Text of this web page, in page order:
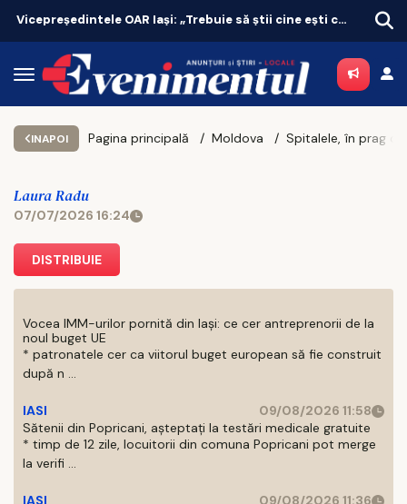
Vicepreședintele OAR Iași: „Trebuie să știi cine ești ca oraș”
INAPOI Pagina principală Moldova
Laura Radu
07/07/2026 16:24
DISTRIBUIE
Vocea IMM-urilor pornită din Iași: ce cer antreprenorii de la
noul buget UE
* patronatele cer ca viitorul buget european să fie construit
după n ...
IASI
09/08/2026 11:58
Sătenii din Popricani, așteptați la testări medicale gratuite
* timp de 12 zile, locuitorii din comuna Popricani pot merge
la verifi ...
IASI
09/08/2026 11:36